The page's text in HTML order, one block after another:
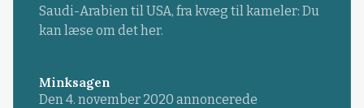
Saudi-Arabien til USA, fra kvæg til kameler: Du
kan læse om det her.
Minksagen
Den 4. november 2020 annoncerede